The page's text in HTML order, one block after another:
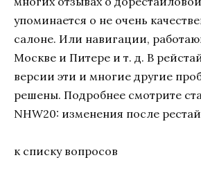
упоминается о не очень
салоне. Или навигации,
Москве и Питере и т. д. В
версии эти и многие другие
решены. Подробнее смотрите
NHW20: изменения после
к списку вопросов